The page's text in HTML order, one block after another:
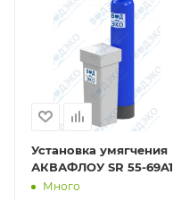
Установка умягчения
АКВАФЛОУ SR 55-69A1
Много